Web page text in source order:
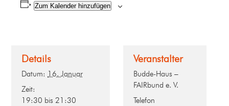
Zum Kalender hinzufügen
Details
Datum: 16. Januar
Zeit:
19:30 bis 21:30
Veranstalter
Budde-Haus –
FAIRbund e. V.
Telefon